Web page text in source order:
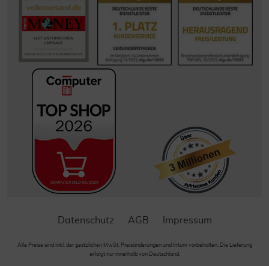
Datenschutz AGB Impressum
Alle Preise sind inkl. der gestzlichen MwSt. Preisänderungen und Irrtum vorbehalten. Die Lieferung
erfolgt nur innerhalb von Deutschland.